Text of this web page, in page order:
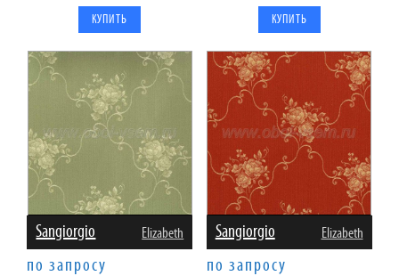
Sangiorgio Elizabeth
по запросу
Sangiorgio Elizabeth
по запросу